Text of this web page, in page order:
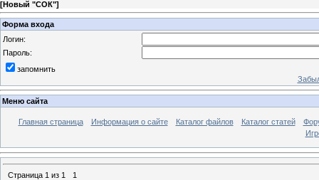
[Новый "СОК"]
Форма входа
Логин:
Пароль:
запомнить
Меню сайта
Главная страница Информация о сайте Каталог файлов Каталог статей
Страница 1 из 1
1